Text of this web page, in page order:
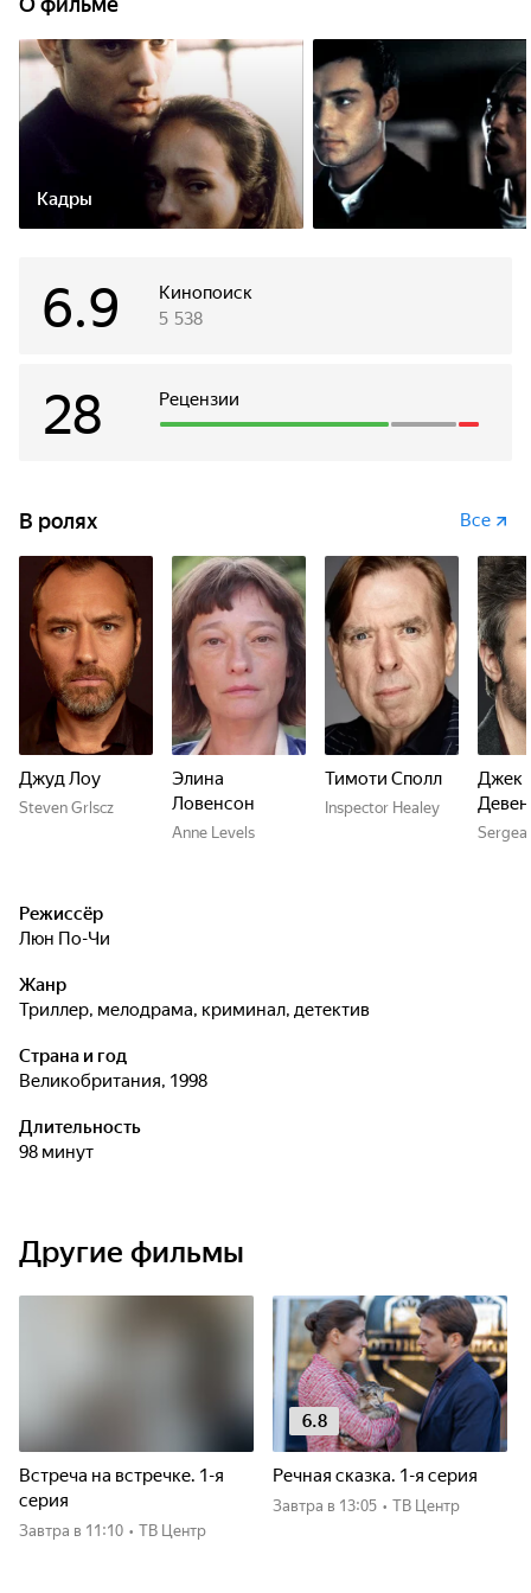
Кадры
Кинопоиск
6.9 5 538
Рецензии
28
В ролях Все
Джуд Лоу
Steven Grlscz
Элина
Ловенсон
Anne Levels
Тимоти Сполл
Inspector Healey
Джек
Режиссёр
Люн По-Чи
Жанр
триллер, мелодрама, криминал, детектив
Страна и год
Великобритания, 1998
Длительность
98 минут
Другие фильмы
Встреча на встречке. 1-я
серия
Завтра в 11:10 • ТВ Центр
6.8
Речная сказка. 1-я серия
Завтра в 13:05 • ТВ Центр